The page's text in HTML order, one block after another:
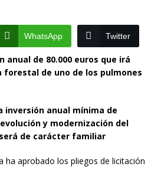
WhatsApp Twitter
anual de 80.000 euros que irá
forestal de uno de los pulmones
inversión anual mínima de
y modernización del
de carácter familiar
ha aprobado los pliegos de licitación